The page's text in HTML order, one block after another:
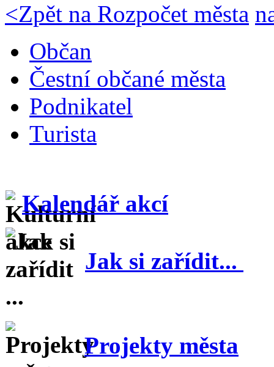
<Zpět na Rozpočet města
Občan
Čestní občané města
Podnikatel
Turista
Kalendář akcí
Jak si zařídit...
Projekty města